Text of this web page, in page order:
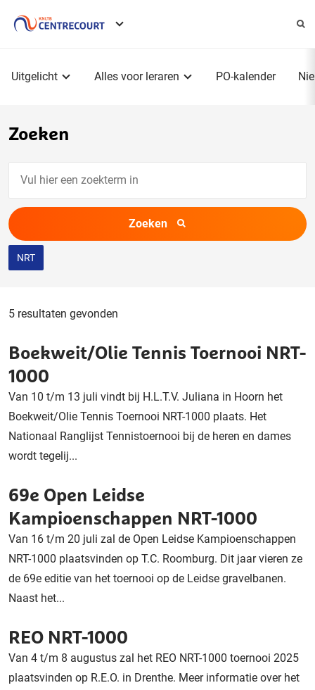
Uitgelicht Alles voor leraren PO-kalender
Zoeken
een
zoekterm
in
Zoeken
NRT
5 resultaten gevonden
Boekweit/Olie Tennis Toernooi NRT-
1000
Van 10 t/m 13 juli vindt bij H.L.T.V. Juliana in Hoorn het
Boekweit/Olie Tennis Toernooi NRT-1000 plaats. Het
Nationaal Ranglijst Tennistoernooi bij de heren en dames
wordt tegelij...
69e Open Leidse
Kampioenschappen NRT-1000
Van 16 t/m 20 juli zal de Open Leidse Kampioenschappen
NRT-1000 plaatsvinden op T.C. Roomburg. Dit jaar vieren ze
de 69e editie van het toernooi op de Leidse gravelbanen.
Naast het...
REO NRT-1000
Van 4 t/m 8 augustus zal het REO NRT-1000 toernooi 2025
plaatsvinden op R.E.O. in Drenthe. Meer informatie over het